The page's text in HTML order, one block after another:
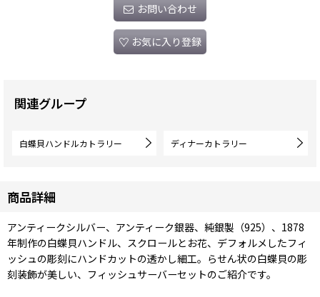
お問い合わせ
お気に入り登録
関連グループ
白蝶貝ハンドルカトラリー ディナーカトラリー
商品詳細
アンティークシルバー、アンティーク銀器、純銀製（925）、1878
年制作の白蝶貝ハンドル、スクロールとお花、デフォルメしたフィ
ッシュの彫刻にハンドカットの透かし細工。らせん状の白蝶貝の彫
刻装飾が美しい、フィッシュサーバーセットのご紹介です。